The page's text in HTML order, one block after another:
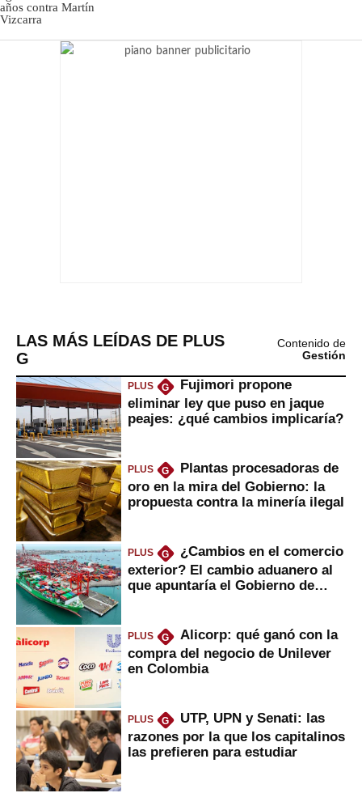
LAS MÁS LEÍDAS DE PLUS
G
Contenido de
Gestión
PLUS G
Fujimori propone
eliminar ley que puso en jaque
peajes: ¿qué cambios implicaría?
PLUS G
Plantas procesadoras de
oro en la mira del Gobierno: la
propuesta contra la minería ilegal
PLUS G
¿Cambios en el comercio
exterior? El cambio aduanero al
que apuntaría el Gobierno de
PLUS G
Alicorp: qué ganó con la
compra del negocio de Unilever
en Colombia
PLUS G
UTP, UPN y Senati: las
razones por la que los capitalinos
las prefieren para estudiar